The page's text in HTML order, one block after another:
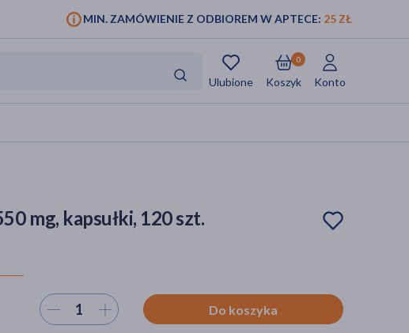
MIN. ZAMÓWIENIE Z ODBIOREM W APTECE: 25 ZŁ
Ulubione Koszyk
0
Konto
mg, kapsułki, 120 szt.
Wybierz ilość Do koszyka